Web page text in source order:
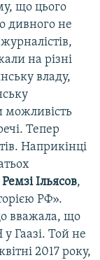
що цього
дивного не
на різні
владу,
можливість
Тепер
Наприкінці
Ремзі Ільясов,
РФ».
вважала, що
Гаазі. Той не
2017 року,